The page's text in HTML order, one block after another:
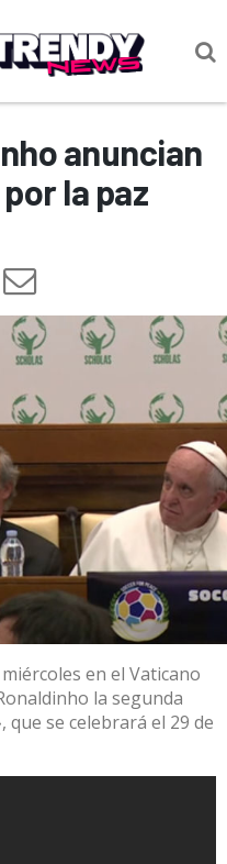
anuncian
la paz
en el Vaticano
la segunda
que se celebrará el 29 de